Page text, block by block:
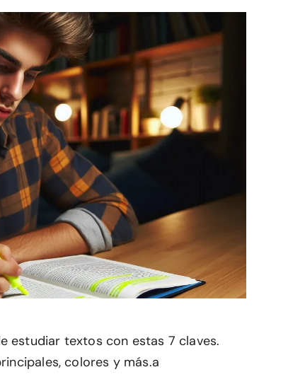
estudiar textos con estas 7 claves.
colores y más.a